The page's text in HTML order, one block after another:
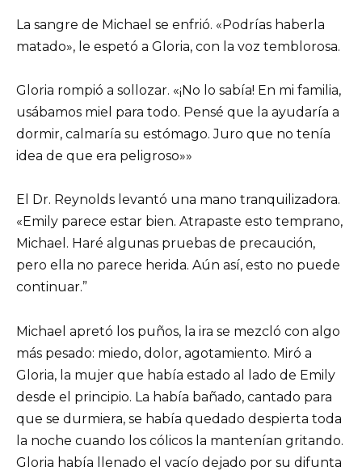
La sangre de Michael se enfrió. «Podrías haberla
matado», le espetó a Gloria, con la voz temblorosa.
Gloria rompió a sollozar. «¡No lo sabía! En mi familia,
usábamos miel para todo. Pensé que la ayudaría a
dormir, calmaría su estómago. Juro que no tenía
idea de que era peligroso»»
El Dr. Reynolds levantó una mano tranquilizadora.
«Emily parece estar bien. Atrapaste esto temprano,
Michael. Haré algunas pruebas de precaución,
pero ella no parece herida. Aún así, esto no puede
continuar.”
Michael apretó los puños, la ira se mezcló con algo
más pesado: miedo, dolor, agotamiento. Miró a
Gloria, la mujer que había estado al lado de Emily
desde el principio. La había bañado, cantado para
que se durmiera, se había quedado despierta toda
la noche cuando los cólicos la mantenían gritando.
Gloria había llenado el vacío dejado por su difunta